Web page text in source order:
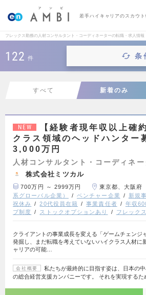
若手ハイキャリアのスカウト
フレックス勤務の人材コンサルタント・コーディネーターの転職・求人情報
122 件 条
すべて 新着のみ
NEW
【経験者現年収以上確
クラス領域のヘッドハンター
3,000万円
人材コンサルタント・コーディネー
株式会社ミツカル
700万円 ～ 2999万円 東京都、大阪府
系グローバル企業）
ベンチャー企業 新規
祝休み
20代役員在籍 事業責任者 年収
ブ制度
ストックオプションあり フレック
クライアントの事業成長を変える「ゲームチェンジ
発掘し、まだ転職を考えていないハイクラス人材に
ャリアの可能…
会社概要
私たちが最終的に目指す姿は、日本の
の総合経営支援カンパニーです。 それを実現するた